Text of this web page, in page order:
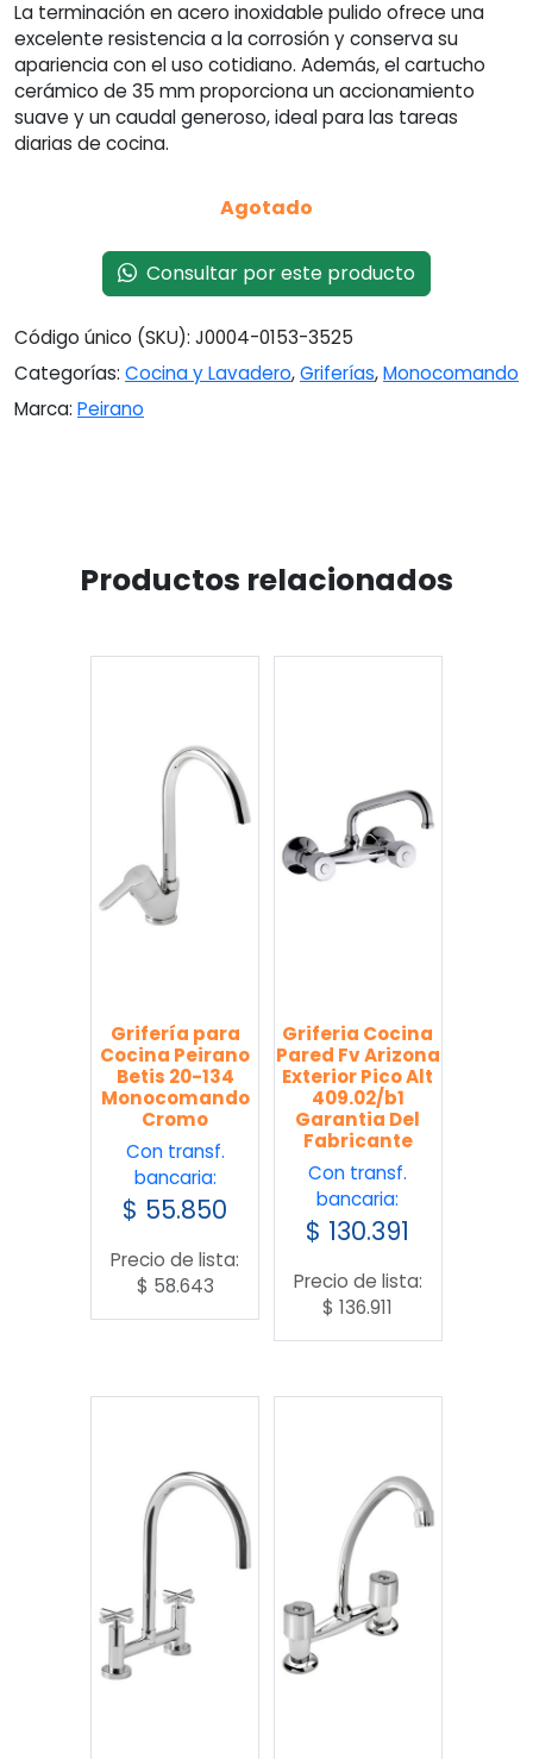
La terminación en acero inoxidable pulido ofrece una
excelente resistencia a la corrosión y conserva su
apariencia con el uso cotidiano. Además, el cartucho
cerámico de 35 mm proporciona un accionamiento
suave y un caudal generoso, ideal para las tareas
diarias de cocina.
Agotado
Consultar por este producto
Código único (SKU): J0004-0153-3525
Categorías: Cocina y Lavadero,Griferías,Monocomando
Marca: Peirano
Productos relacionados
Grifería para
Cocina Peirano
Betis 20-134
Monocomando
Cromo
Con transf.
bancaria:
$ 55.850
Precio de lista:
$ 58.643
Griferia Cocina
Pared Fv Arizona
Exterior Pico Alt
409.02/b1
Garantia Del
Fabricante
Con transf.
bancaria:
$ 130.391
Precio de lista:
$ 136.911